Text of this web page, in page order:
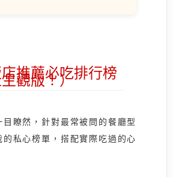
推薦必吃排行榜
觀版！）
目瞭然，針對最常被問的餐廳型
的私心榜單，搭配實際吃過的心